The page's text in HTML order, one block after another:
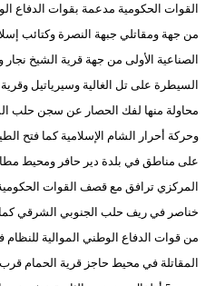
القوات الحكومية مدعمة بقوات الدفاع
من جهة ومقاتلي جبهة النصرة وكتائب
الصناعية الأولى من جهة قرية الشيخ
السيطرة على تل الغالية وسيرياتيل
محاولة منها لفك الحصار عن سجن حلب
وحركة أحرار الشام الإسلامية كما فتح
على مناطق في بلدة دير حافر ومحيط
المركزي ترافق مع قصف القوات
من قوات الدفاع الوطني الموالية للنظام